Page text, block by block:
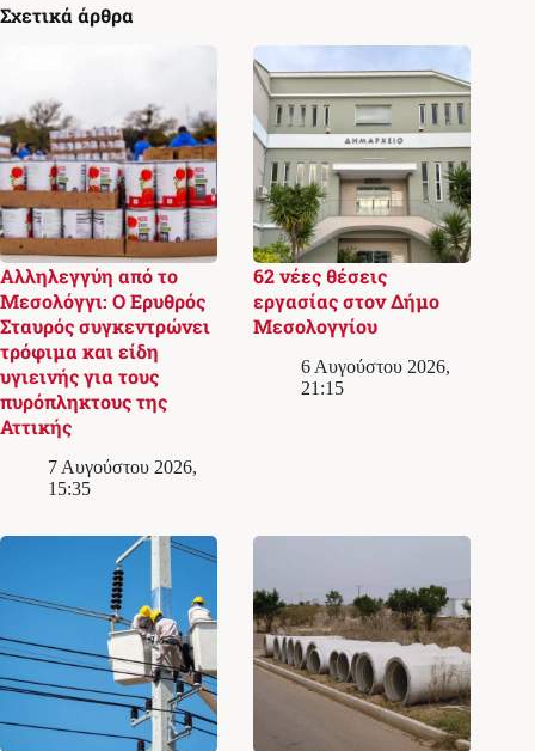
Σχετικά άρθρα
Αλληλεγγύη από το
Μεσολόγγι: Ο Ερυθρός
Σταυρός συγκεντρώνει
τρόφιμα και είδη
υγιεινής για τους
πυρόπληκτους της
Αττικής
7 Αυγούστου 2026,
15:35
62 νέες θέσεις
εργασίας στον Δήμο
Μεσολογγίου
6 Αυγούστου 2026,
21:15